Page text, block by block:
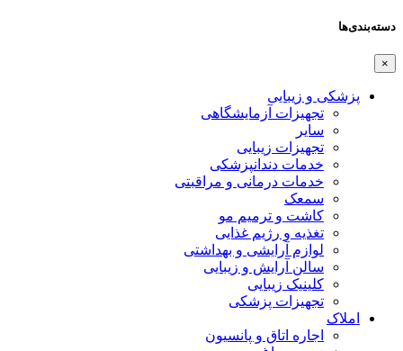
دسته‌بندی‌ها
×
پزشکی و زیبایی
تجهیزات آزمایشگاهی
سایر
تجهیزات زیبایی
خدمات دندانپزشکی
خدمات درمانی و مراقبتی
سمعک
کاشت و ترمیم مو
تغذیه و رژیم غذایی
لوازم آرایشی و بهداشتی
سالن آرایش و زیبایی
کلینیک زیبایی
تجهیزات پزشکی
املاک
اجاره اتاق و پانسیون